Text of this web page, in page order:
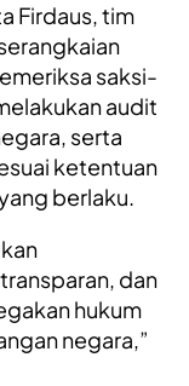
Firdaus, tim
saksi-
audit
serta
ketentuan
berlaku.
dan
hukum
negara,”